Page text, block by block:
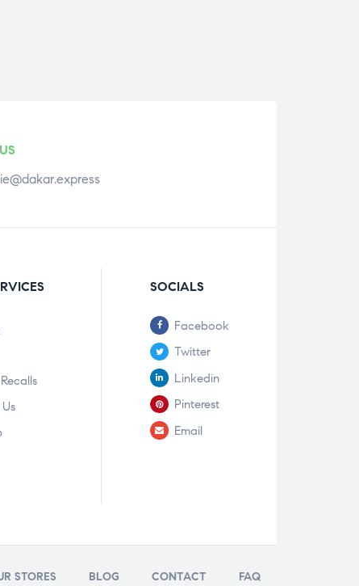
SOCIALS
Facebook
Twitter
Linkedin
Pinterest
Email
STORES BLOG CONTACT FAQ